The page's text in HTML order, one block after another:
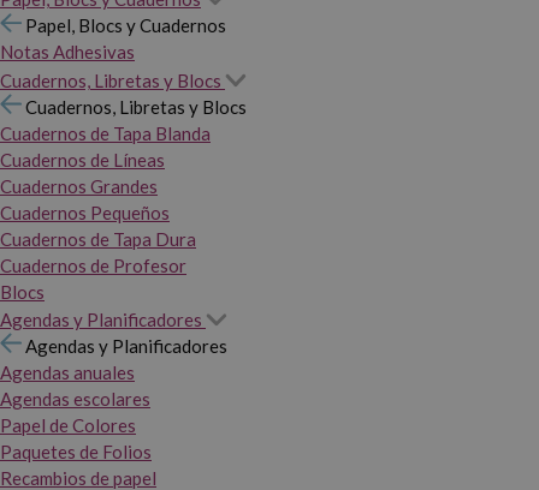
Papel, Blocs y Cuadernos
Notas Adhesivas
Cuadernos, Libretas y Blocs
Cuadernos, Libretas y Blocs
Cuadernos de Tapa Blanda
Cuadernos de Líneas
Cuadernos Grandes
Cuadernos Pequeños
Cuadernos de Tapa Dura
Cuadernos de Profesor
Blocs
Agendas y Planificadores
Agendas y Planificadores
Agendas anuales
Agendas escolares
Papel de Colores
Paquetes de Folios
Recambios de papel